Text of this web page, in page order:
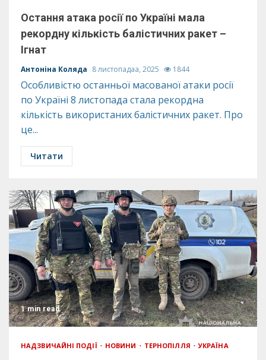
Остання атака росії по Україні мала
рекордну кількість балістичних ракет –
Ігнат
Антоніна Коляда 8 листопадаа, 2025 1844
Особливістю останньої масованої атаки росії
по Україні 8 листопада стала рекордна
кількість використаних балістичних ракет. Про
це...
Читати
1 min read
НАДЗВИЧАЙНІ ПОДІЇ НОВИНИ ТЕРНОПІЛЛЯ УКРАЇНА